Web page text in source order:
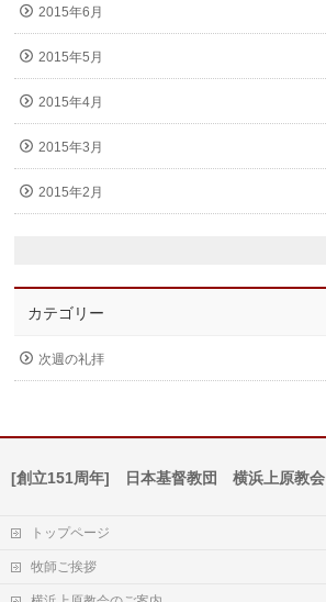
2015年6月
2015年5月
2015年4月
2015年3月
2015年2月
カテゴリー
次週の礼拝
[創立151周年] 日本基督教団 横浜上原教会
トップページ
牧師ご挨拶